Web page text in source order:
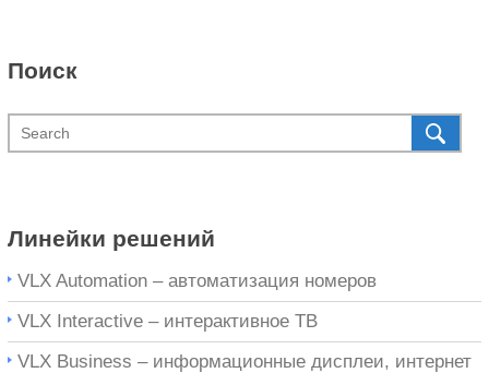
Поиск
Линейки решений
VLX Automation – автоматизация номеров
VLX Interactive – интерактивное ТВ
VLX Business – информационные дисплеи, интернет